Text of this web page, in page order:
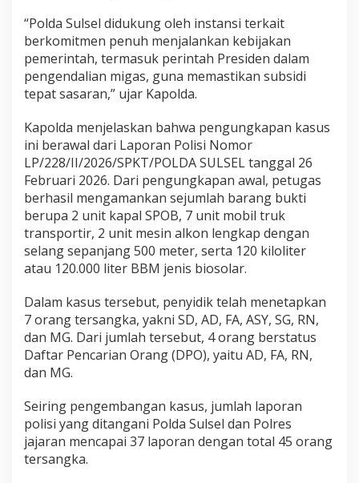
u
n
a
a
n
B
B
d
a
n
L
P
G
B
e
r
s
u
s
i
d
d
i
l
a
y
“Polda Sulsel didukung oleh instansi terkait
berkomitmen penuh menjalankan kebijakan
pemerintah, termasuk perintah Presiden dalam
pengendalian migas, guna memastikan subsidi
tepat sasaran,” ujar Kapolda.
Kapolda menjelaskan bahwa pengungkapan kasus
ini berawal dari Laporan Polisi Nomor
LP/228/II/2026/SPKT/POLDA SULSEL tanggal 26
Februari 2026. Dari pengungkapan awal, petugas
berhasil mengamankan sejumlah barang bukti
berupa 2 unit kapal SPOB, 7 unit mobil truk
transportir, 2 unit mesin alkon lengkap dengan
selang sepanjang 500 meter, serta 120 kiloliter
atau 120.000 liter BBM jenis biosolar.
Dalam kasus tersebut, penyidik telah menetapkan
7 orang tersangka, yakni SD, AD, FA, ASY, SG, RN,
dan MG. Dari jumlah tersebut, 4 orang berstatus
Daftar Pencarian Orang (DPO), yaitu AD, FA, RN,
dan MG.
Seiring pengembangan kasus, jumlah laporan
polisi yang ditangani Polda Sulsel dan Polres
jajaran mencapai 37 laporan dengan total 45 orang
tersangka.